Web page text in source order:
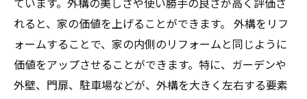
れると、家の価値を上げることができます。 外構をリフ
ォームすることで、家の内側のリフォームと同じように
価値をアップさせることができます。特に、ガーデンや
外壁、門扉、駐車場などが、外構を大きく左右する要素